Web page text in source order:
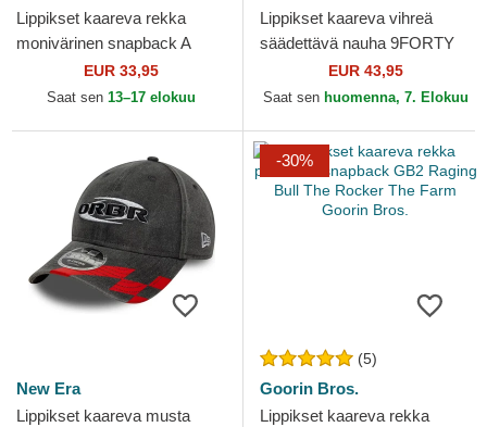
Lippikset kaareva rekka
monivärinen snapback A
Frame Seasonal Red Bull
Racing Formula 1 New Era
EUR 33,95
Saat sen 13–17 elokuu
Lippikset kaareva vihreä
säädettävä nauha 9FORTY
REPREVE Wordmark Red
Bull Racing Formula 1 New
EUR 43,95
Saat sen huomenna, 7. Elokuu
New Era
Lippikset kaareva musta
-30%
(5)
Goorin Bros.
Lippikset kaareva rekka